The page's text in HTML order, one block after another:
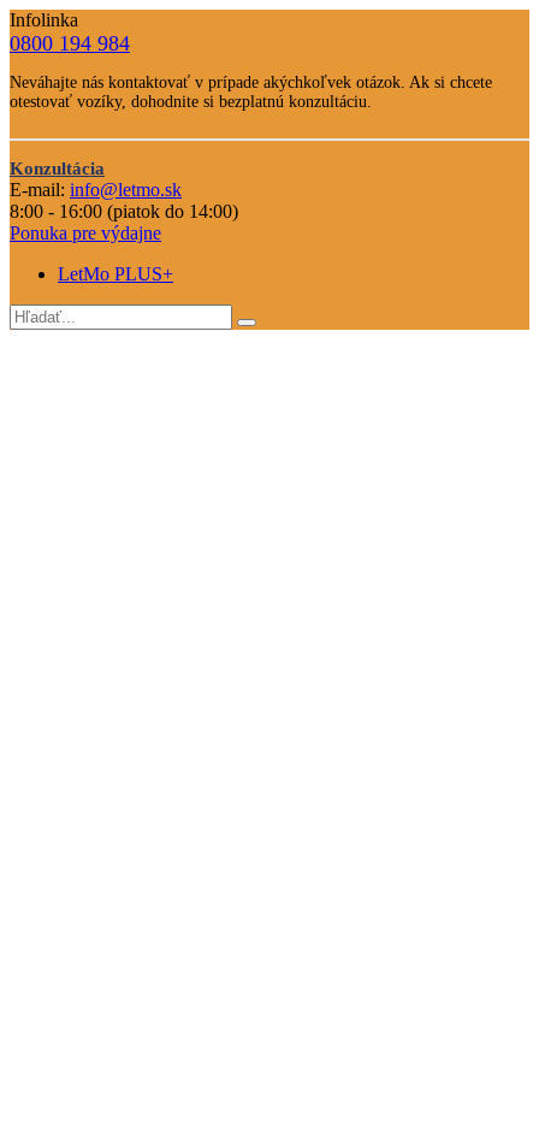
Infolinka
Telefone
číslo
0800 194 984
Text
Nevahajte
nás
kontaktovať
Neváhajte nás kontaktovať v prípade akýchkoľvek otázok. Ak si chcete
otestovať vozíky, dohodnite si bezplatnú konzultáciu.
Odkaz
na
konzultáciu
Konzultácia
E-mail: info@letmo.sk
8:00 - 16:00 (piatok do 14:00)
Ponuka pre výdajne
LetMo PLUS+